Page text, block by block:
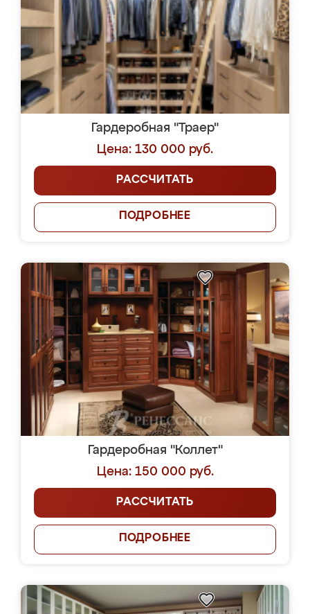
Гардеробная "Траер"
Цена: 130 000 руб.
РАССЧИТАТЬ
ПОДРОБНЕЕ
Гардеробная "Коллет"
Цена: 150 000 руб.
РАССЧИТАТЬ
ПОДРОБНЕЕ